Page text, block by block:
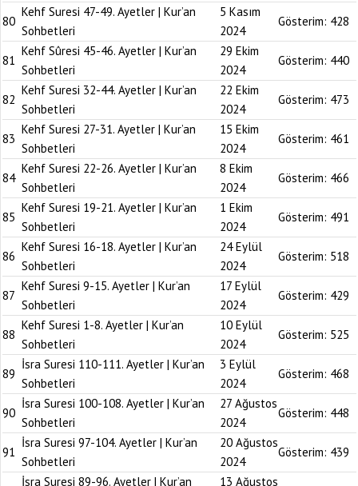
80
Kehf Suresi 47-49. Ayetler | Kur’an
Sohbetleri
5 Kasım
2024
Gösterim: 428
81
Kehf Sûresi 45-46. Ayetler | Kur’an
Sohbetleri
29 Ekim
2024
Gösterim: 440
82
Kehf Suresi 32-44. Ayetler | Kur’an
Sohbetleri
22 Ekim
2024
Gösterim: 473
83
Kehf Suresi 27-31. Ayetler | Kur’an
Sohbetleri
15 Ekim
2024
Gösterim: 461
84
Kehf Suresi 22-26. Ayetler | Kur’an
Sohbetleri
8 Ekim
2024
Gösterim: 466
85
Kehf Suresi 19-21. Ayetler | Kur’an
Sohbetleri
1 Ekim
2024
Gösterim: 491
86
Kehf Suresi 16-18. Ayetler | Kur’an
Sohbetleri
24 Eylül
2024
Gösterim: 518
87
Kehf Suresi 9-15. Ayetler | Kur’an
Sohbetleri
17 Eylül
2024
Gösterim: 429
88
Kehf Suresi 1-8. Ayetler | Kur’an
Sohbetleri
10 Eylül
2024
Gösterim: 525
89
İsra Suresi 110-111. Ayetler | Kur’an
Sohbetleri
3 Eylül
2024
Gösterim: 468
90
İsra Suresi 100-108. Ayetler | Kur’an
Sohbetleri
27 Ağustos
2024
Gösterim: 448
91
İsra Suresi 97-104. Ayetler | Kur’an
Sohbetleri
20 Ağustos
2024
Gösterim: 439
İsra Suresi 89-96. Ayetler | Kur’an
13 Ağustos